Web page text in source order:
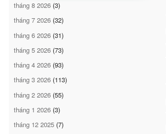
tháng 8 2026 (3)
tháng 7 2026 (32)
tháng 6 2026 (31)
tháng 5 2026 (73)
tháng 4 2026 (93)
tháng 3 2026 (113)
tháng 2 2026 (55)
tháng 1 2026 (3)
tháng 12 2025 (7)